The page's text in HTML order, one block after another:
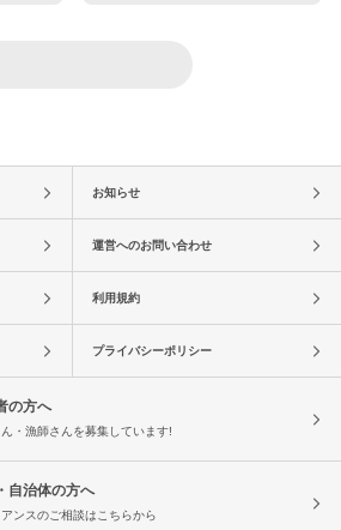
お知らせ
運営へのお問い合わせ
利用規約
プライバシーポリシー
の方へ
・漁師さんを募集しています!
自治体の方へ
ンスのご相談はこちらから